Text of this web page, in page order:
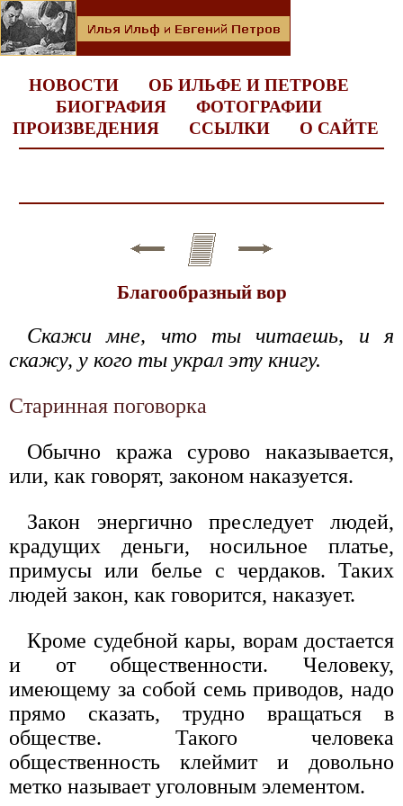
НОВОСТИ
ОБ ИЛЬФЕ И ПЕТРОВЕ
БИОГРАФИЯ
ФОТОГРАФИИ
ПРОИЗВЕДЕНИЯ
ССЫЛКИ О САЙТЕ
Благообразный вор
Скажи мне, что ты читаешь, и я
скажу, у кого ты украл эту книгу.
Старинная поговорка
Обычно кража сурово наказывается,
или, как говорят, законом наказуется.
Закон энергично преследует людей,
крадущих деньги, носильное платье,
примусы или белье с чердаков. Таких
людей закон, как говорится, наказует.
Кроме судебной кары, ворам достается
и от общественности. Человеку,
имеющему за собой семь приводов, надо
прямо сказать, трудно вращаться в
обществе. Такого человека
общественность клеймит и довольно
метко называет уголовным элементом.